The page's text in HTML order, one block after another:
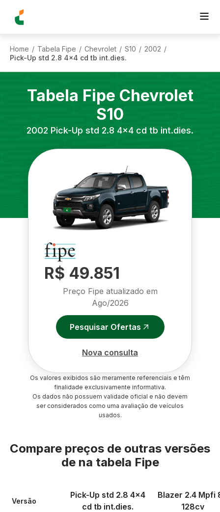
Home / Tabela Fipe / Chevrolet / S10 / 2002 /
Pick-Up std 2.8 4x4 cd tb int.dies.
Tabela Fipe Chevrolet
S10
2002 Pick-Up std 2.8 4x4 cd tb int.dies.
R$ 49.851
Preço Fipe atualizado em
Ago/2026
Pesquisar Ofertas
Nova consulta
Os valores exibidos são meramente referenciais e têm
finalidade exclusivamente informativa.
Os dados não possuem validade oficial e não devem
ser considerados como uma avaliação de veículos
usados.
Compare preços de outras versões
de na tabela Fipe
Versão
Pick-Up std 2.8 4x4
cd tb int.dies.
Blazer 2.4 Mpfi
128cv